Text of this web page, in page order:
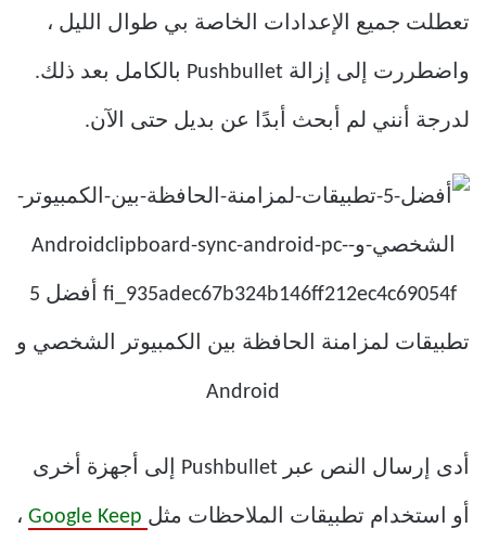
تعطلت جميع الإعدادات الخاصة بي طوال الليل ،
واضطررت إلى إزالة Pushbullet بالكامل بعد ذلك.
لدرجة أنني لم أبحث أبدًا عن بديل حتى الآن.
أدى إرسال النص عبر Pushbullet إلى أجهزة أخرى
أو استخدام تطبيقات الملاحظات مثل ،